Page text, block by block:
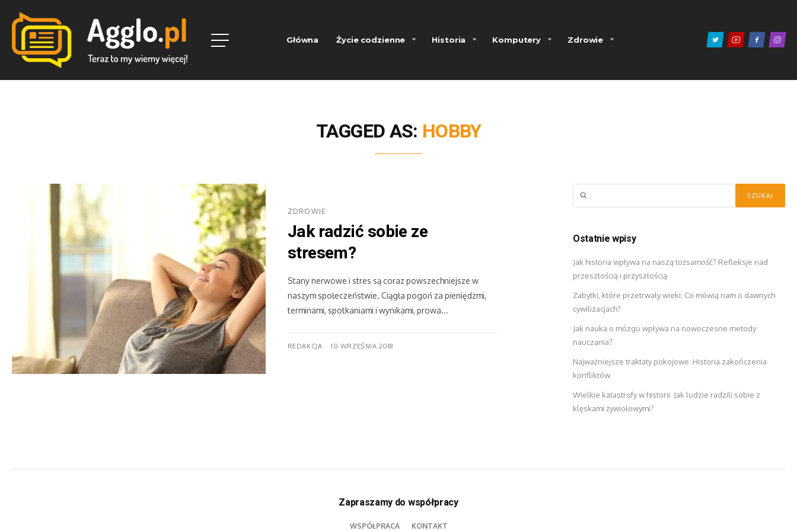
Główna Życie codzienne Historia Komputery Zdrowie
TAGGED AS: HOBBY
ZDROWIE
Jak radzić sobie ze
stresem?
Stany nerwowe i stres są coraz powszechniejsze w
naszym społeczeństwie. Ciągła pogoń za pieniędzmi,
terminami, spotkaniami i wynikami, prowa...
REDAKCJA 10 WRZEŚNIA 2018
Ostatnie wpisy
Jak historia wpływa na naszą tożsamość? Refleksje nad
przeszłością i przyszłością
Zabytki, które przetrwały wieki: Co mówią nam o dawnych
cywilizacjach?
Jak nauka o mózgu wpływa na nowoczesne metody
nauczania?
Najważniejsze traktaty pokojowe: Historia zakończenia
konfliktów
Wielkie katastrofy w historii: Jak ludzie radzili sobie z
klęskami żywiołowymi?
Zapraszamy do współpracy
WSPÓŁPRACA KONTAKT